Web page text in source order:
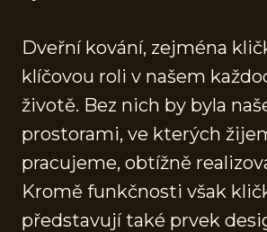
Dveřní kování, zejména
klíčovou roli v našem
životě. Bez nich by byla
prostorami, ve kterých
pracujeme, obtížně
Kromě funkčnosti však
představují také prvek